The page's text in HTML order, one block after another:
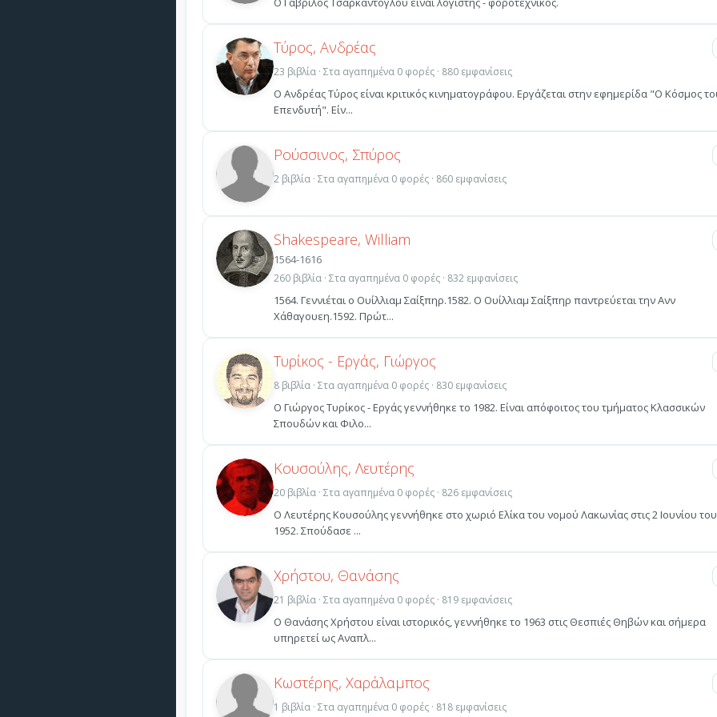
Τύρος, Ανδρέας
23 βιβλία · Στα αγαπημένα 0 φορές · 880 εμφανίσεις
Ο Ανδρέας Τύρος είναι κριτικός κινηματογράφου. Εργάζεται στην εφημερίδα "Ο Κόσμος
Επενδυτή". Είν...
Ρούσσινος, Σπύρος
2 βιβλία · Στα αγαπημένα 0 φορές · 860 εμφανίσεις
Shakespeare, William
1564-1616
260 βιβλία · Στα αγαπημένα 0 φορές · 832 εμφανίσεις
1564. Γεννιέται ο Ουίλλιαμ Σαίξπηρ.1582. Ο Ουίλλιαμ Σαίξπηρ παντρεύεται την Ανν
Χάθαγουεη.1592. Πρώτ...
Τυρίκος - Εργάς, Γιώργος
8 βιβλία · Στα αγαπημένα 0 φορές · 830 εμφανίσεις
Ο Γιώργος Τυρίκος - Εργάς γεννήθηκε το 1982. Είναι απόφοιτος του τμήματος Κλασσικών
Σπουδών και Φιλο...
Κουσούλης, Λευτέρης
20 βιβλία · Στα αγαπημένα 0 φορές · 826 εμφανίσεις
Ο Λευτέρης Κουσούλης γεννήθηκε στο χωριό Ελίκα του νομού Λακωνίας στις 2 Ιουνίου του
1952. Σπούδασε ...
Χρήστου, Θανάσης
21 βιβλία · Στα αγαπημένα 0 φορές · 819 εμφανίσεις
Ο Θανάσης Χρήστου είναι ιστορικός, γεννήθηκε το 1963 στις Θεσπιές Θηβών και σήμερα
υπηρετεί ως Αναπλ...
Κωστέρης, Χαράλαμπος
1 βιβλία · Στα αγαπημένα 0 φορές · 818 εμφανίσεις